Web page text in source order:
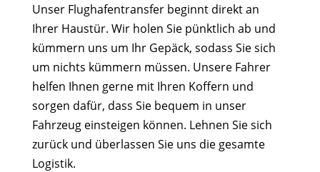
Unser Flughafentransfer beginnt direkt an
Ihrer Haustür. Wir holen Sie pünktlich ab und
kümmern uns um Ihr Gepäck, sodass Sie sich
um nichts kümmern müssen. Unsere Fahrer
helfen Ihnen gerne mit Ihren Koffern und
sorgen dafür, dass Sie bequem in unser
Fahrzeug einsteigen können. Lehnen Sie sich
zurück und überlassen Sie uns die gesamte
Logistik.